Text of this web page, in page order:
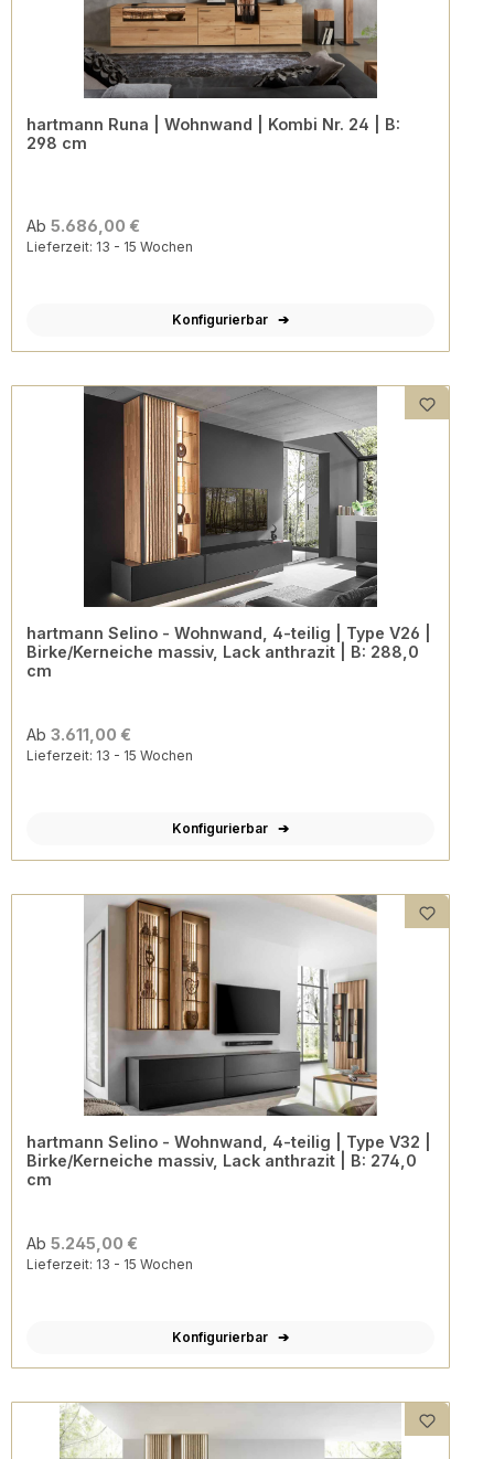
hartmann Runa | Wohnwand | Kombi Nr. 24 | B:
298 cm
Ab 5.686,00 €
Lieferzeit: 13 - 15 Wochen
Konfigurierbar
hartmann Selino - Wohnwand, 4-teilig | Type V26 |
Birke/Kerneiche massiv, Lack anthrazit | B: 288,0
cm
Ab 3.611,00 €
Lieferzeit: 13 - 15 Wochen
Konfigurierbar
hartmann Selino - Wohnwand, 4-teilig | Type V32 |
Birke/Kerneiche massiv, Lack anthrazit | B: 274,0
cm
Ab 5.245,00 €
Lieferzeit: 13 - 15 Wochen
Konfigurierbar